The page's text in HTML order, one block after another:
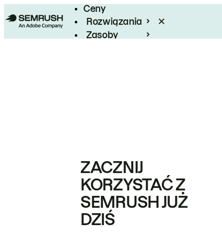
Ceny
Rozwiązania
Zasoby
ZACZNIJ
KORZYSTAĆ Z
SEMRUSH JUŻ
DZIŚ